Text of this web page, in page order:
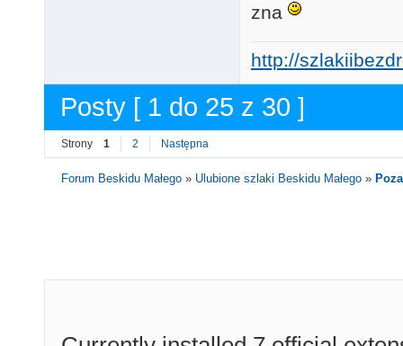
zna
http://
Posty [ 1 do 25 z 30 ]
Strony 1 2 Następna
Forum Beskidu Małego » Ulubione szlaki Beskidu Małego »